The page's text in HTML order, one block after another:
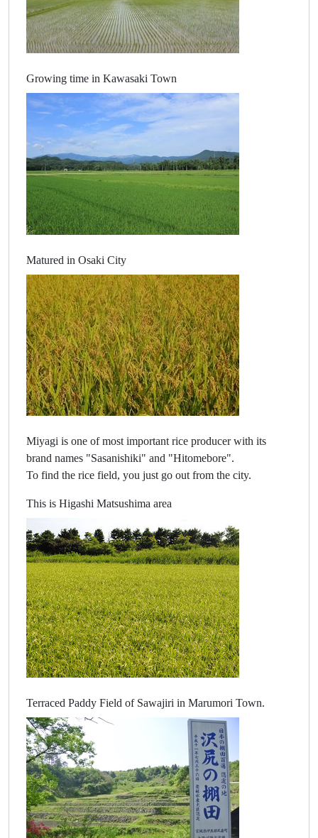
Growing time in Kawasaki Town
Matured in Osaki City
Miyagi is one of most important rice producer with its
brand names "Sasanishiki" and "Hitomebore".
To find the rice field, you just go out from the city.
This is Higashi Matsushima area
Terraced Paddy Field of Sawajiri in Marumori Town.